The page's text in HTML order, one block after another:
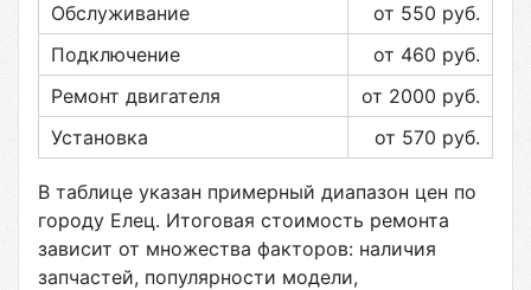
Обслуживание
от 550 руб.
Подключение
от 460 руб.
Ремонт двигателя
от 2000 руб.
Установка
от 570 руб.
В таблице указан примерный диапазон цен по
городу Елец. Итоговая стоимость ремонта
зависит от множества факторов: наличия
запчастей, популярности модели,